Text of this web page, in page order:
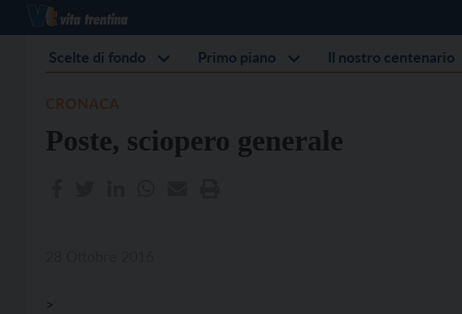
Scelte di fondo Primo piano Il nostro centenario
Poste, sciopero generale
>